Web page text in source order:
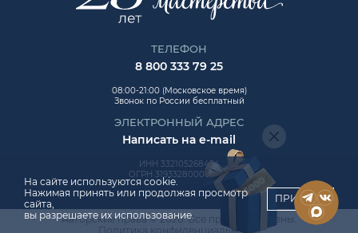
ТЕЛЕФОН
8 800 333 79 25
08:00-21:00 (Московское время)
Звонок по России бесплатный
ЭЛЕКТРОННЫЙ АДРЕС
Написать на e-mail
ИНН 332105268454
ОГРН 319332800006992
Авторские права © 2026. Все права защищены.
Политика конфиденциальности
На сайте используются cookie.
Нажимая принять или продолжая просмотр
сайта,
вы разрешаете их использование.
ПРИНЯТЬ
ChatApp